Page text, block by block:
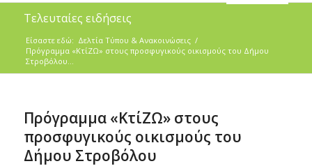
Τελευταίες ειδήσεις
Είσαστε εδώ: Δελτία Τύπου & Ανακοινώσεις /
Πρόγραμμα «ΚτίΖΩ» στους προσφυγικούς οικισμούς του Δήμου
Στροβόλου...
Πρόγραμμα «ΚτίΖΩ» στους
προσφυγικούς οικισμούς του
Δήμου Στροβόλου